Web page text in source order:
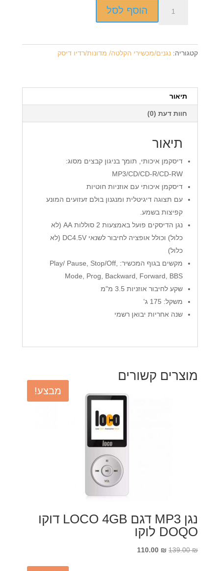
2500
הוסף לסל
קטגוריה: נגנים/מכשירי הקלטה/ מדונות/רדיו דיסק
תיאור
חוות דעת (0)
תיאור
דיסקמן איכותי, תומך בניגון קבצים מסוג:
MP3/CD/CD-R/CD-RW
דיסקמן איכותי עם אוזניות חוטיות
עם תצוגה דיגיטלית ומנגנון בולם זעזועים המונע
קפיצות בשמע.
נגן הדיסקים פועל באמצעות 2 סוללות AA (לא
כלול) וכולל אופציה לחיבור לשנאי DC4.5V (לא
כלול)
מקשים בגוף המכשיר: Play/ Pause, Stop/Off,
Mode, Prog, Backward, Forward, BBS
שקע לחיבור אוזניות 3.5 מ"מ
משקל: 175 ג'
שנה אחריות יבואן רשמי
מוצרים קשורים
מבצע!
נגן MP3 דגם LOCO 4GB דוקו
DOQO לוקו
139.00₪
המחיר
110.00 ₪
המחיר